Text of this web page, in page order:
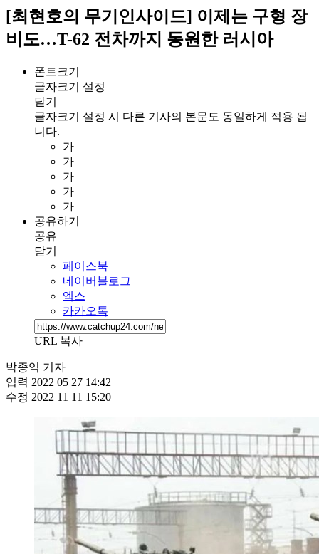
[최현호의 무기인사이드] 이제는 구형 장
비도…T-62 전차까지 동원한 러시아
폰트크기
글자크기 설정
닫기
글자크기 설정 시 다른 기사의 본문도 동일하게 적용 됩
니다.
가
가
가
가
가
공유하기
공유
닫기
페이스북
네이버블로그
엑스
카카오톡
URL 복사
박종익 기자
입력 2022 05 27 14:42
수정 2022 11 11 15:20